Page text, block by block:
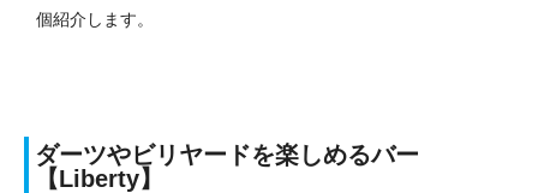
個紹介します。
ダーツやビリヤードを楽しめるバー
【Liberty】